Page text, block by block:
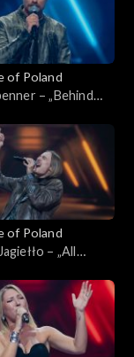
of Poland
– „Behind
1 listopada
of Poland
– „All
1 listopada